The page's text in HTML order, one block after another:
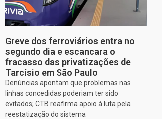
Greve dos ferroviários entra no
segundo dia e escancara o
fracasso das privatizações de
Tarcísio em São Paulo
Denúncias apontam que problemas nas
linhas concedidas poderiam ter sido
evitados; CTB reafirma apoio à luta pela
reestatização do sistema